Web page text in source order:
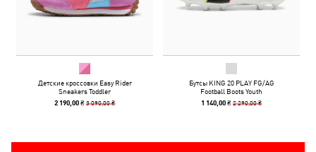
Детские кроссовки Easy Rider
Sneakers Toddler
2 190,00 ₴3 090,00 ₴
Бутсы KING 20 PLAY FG/AG
Football Boots Youth
1 140,00 ₴2 290,00 ₴